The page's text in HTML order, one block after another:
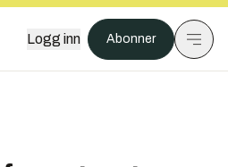
Logg inn Abonner